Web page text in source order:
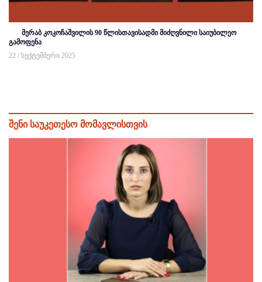
მერაბ კოკოჩაშვილის 90 წლისთავისადმი მიძღვნილი საიუბილეო
გამოფენა
22 / სექტემბერი 2025
შენი საუკეთესო მომავლისთვის